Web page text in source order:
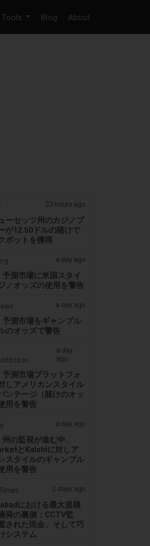
Tools Blog About
23 hours ago
ーセッツ州のカジノプ
が12.50ドルの賭けで
ポットを獲得
a day ago
予測市場に米国スタイ
ノオッズの使用を警告
a day ago
予測市場をギャンブル
のオッズで警告
a day
ago
予測市場プラットフォ
しアメリカンスタイル
ンテージ（賭けのオッ
用を警告
a day ago
の監視が進む中、
とKalshiに対しア
スタイルのギャンブル
用を警告
2 days ago
における最大規模
発の裏側：CCTV監
された現金、そして巧
システム